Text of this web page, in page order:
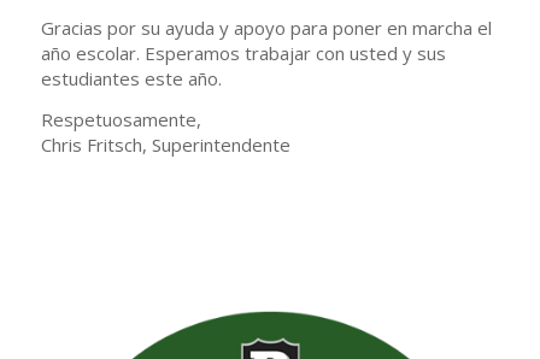
Gracias por su ayuda y apoyo para poner en marcha el
año escolar. Esperamos trabajar con usted y sus
estudiantes este año.
Respetuosamente,
Chris Fritsch, Superintendente